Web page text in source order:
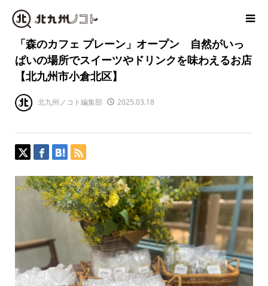
「森のカフェ プレーン」オープン 自然がいっ
ぱいの場所でスイーツやドリンクを味わえるお店
【北九州市小倉北区】
北九州ノコト編集部 2025.03.18